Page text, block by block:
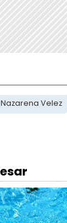
Nazarena Velez